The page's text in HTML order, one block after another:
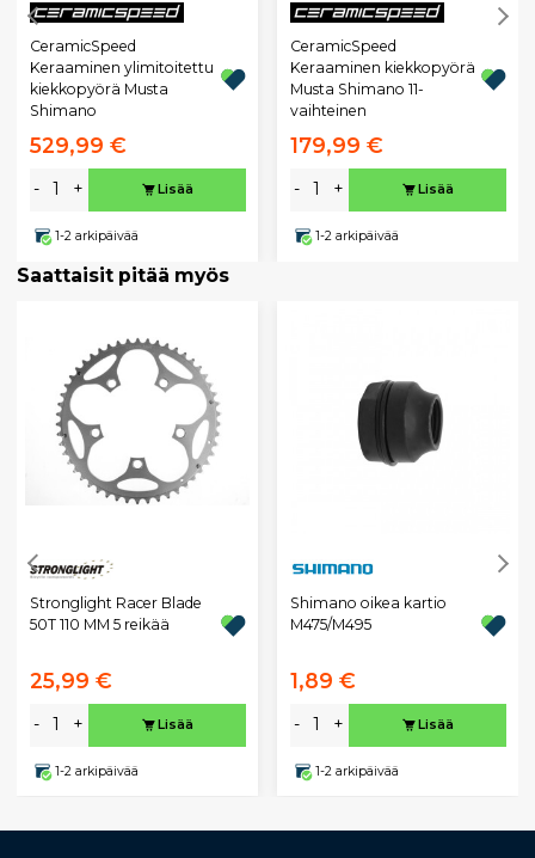
CeramicSpeed
Keraaminen ylimitoitettu
kiekkopyörä Musta
Shimano
529,99 €
- + Lisää
1-2 arkipäivää
CeramicSpeed
Keraaminen kiekkopyörä
Musta Shimano 11-
vaihteinen
179,99 €
- + Lisää
1-2 arkipäivää
Saattaisit pitää myös
Stronglight Racer Blade
50T 110 MM 5 reikää
25,99 €
- + Lisää
1-2 arkipäivää
Shimano oikea kartio
M475/M495
1,89 €
- + Lisää
1-2 arkipäivää